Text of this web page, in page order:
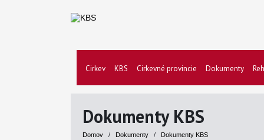
Cirkev KBS Cirkevné provincie Dokumenty
Dokumenty KBS
Domov / Dokumenty / Dokumenty KBS